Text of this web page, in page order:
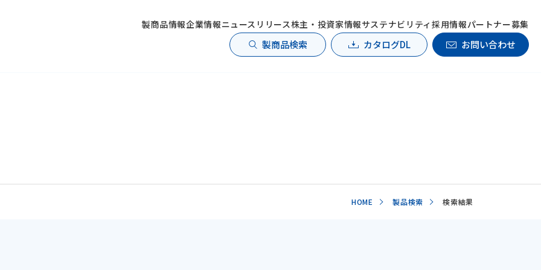
製商品情報企業情報ニュースリリース株主・投資家情報サステナビリティ 採用情報パートナー募集
製商品検索 カタログDL お問い合わせ
HOME 製品検索 検索結果